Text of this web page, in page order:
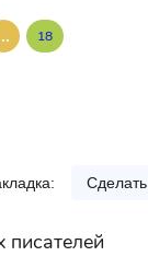
18
Сделать
писателей